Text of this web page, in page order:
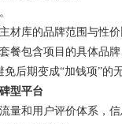
材库的品牌范围与性
餐包含项目的具体品牌
免后期变成“加钱项”的
型平台
量和用户评价体系，